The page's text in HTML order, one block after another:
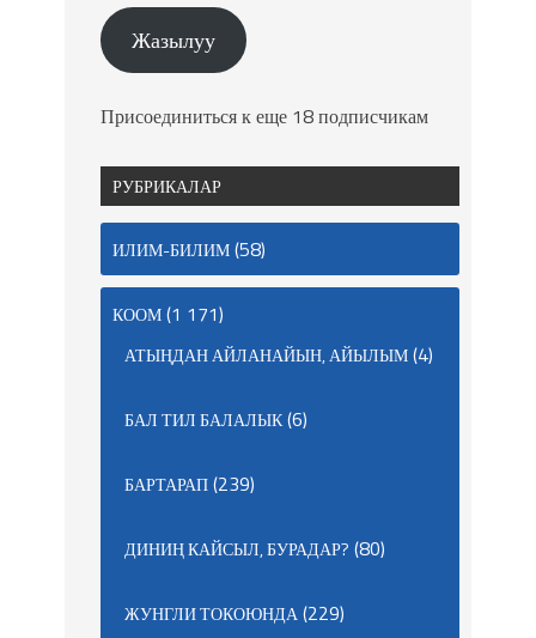
Жазылуу
Присоединиться к еще 18 подписчикам
РУБРИКАЛАР
ИЛИМ-БИЛИМ(58)
КООМ(1 171)
АТЫҢДАН АЙЛАНАЙЫН, АЙЫЛЫМ(4)
БАЛ ТИЛ БАЛАЛЫК(6)
БАРТАРАП(239)
ДИНИҢ КАЙСЫЛ, БУРАДАР? (80)
ЖУНГЛИ ТОКОЮНДА(229)